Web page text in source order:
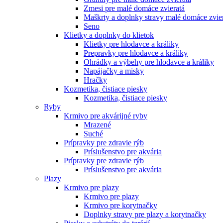
Zmesi pre malé domáce zvieratá
Maškrty a doplnky stravy malé domáce
Seno
Klietky a doplnky do klietok
Klietky pre hlodavce a králiky
Prepravky pre hlodavce a králiky
Ohrádky a výbehy pre hlodavce a králiky
Napájačky a misky
Hračky
Kozmetika, čistiace piesky
Kozmetika, čistiace piesky
Ryby
Krmivo pre akvárijné ryby
Mrazené
Suché
Prípravky pre zdravie rýb
Príslušenstvo pre akvária
Prípravky pre zdravie rýb
Príslušenstvo pre akvária
Plazy
Krmivo pre plazy
Krmivo pre plazy
Krmivo pre korytnačky
Doplnky stravy pre plazy a korytnačky